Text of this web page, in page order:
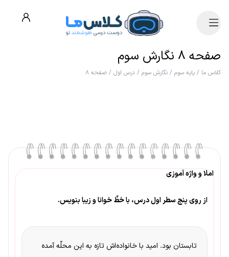
صفحه ۸ نگارش سوم
کلاس ما / پایه سوم / نگارش سوم / درس اول / صفحه ۸
املا و واژه آموزی
از روی پنج سطر اول درس، با خطِّ خوانا و زیبا بنویس.
تابستان بود. امید با خانواده‌اش تازه به این محلّه آمده